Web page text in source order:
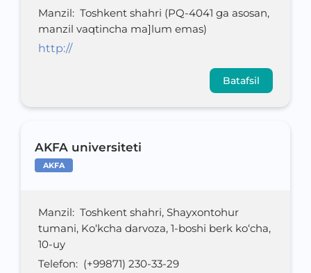
Manzil: Toshkent shahri (PQ-4041 ga asosan,
manzil vaqtincha ma]lum emas)
http://
Batafsil
AKFA universiteti
AKFA
Manzil: Toshkent shahri, Shayxontohur
tumani, Ko‘kcha darvoza, 1-boshi berk ko‘cha,
10-uy
Telefon: (+99871) 230-33-29